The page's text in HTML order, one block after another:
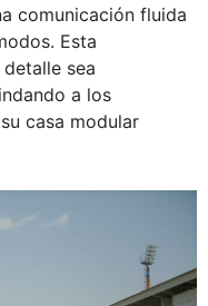
comunicación fluida
Esta
sea
a los
casa modular